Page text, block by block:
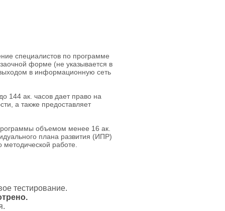
специалистов по программе
форме (не указывается в
в информационную сеть
144 ак. часов дает право на
а также предоставляет
объемом менее 16 ак.
плана развития (ИПР)
работе.
тестирование.